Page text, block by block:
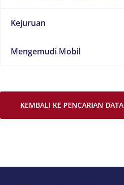
Kejuruan
Mengemudi Mobil
KEMBALI KE PENCARIAN DATA